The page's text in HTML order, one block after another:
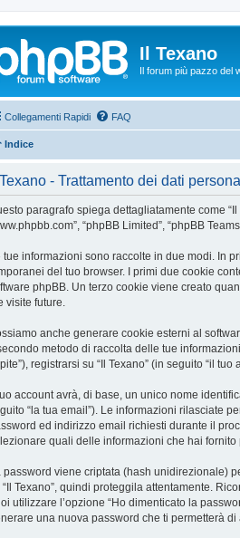
Il Texano
Il forum più pazzo del
Collegamenti Rapidi FAQ
Indice
Texano - Trattamento dei dati
paragrafo spiega dettagliatamente come “Il
“phpBB Limited”, “phpBB
tue informazioni sono raccolte in due modi. In
del tuo browser. I primi due cookie
phpBB. Un terzo cookie viene creato
visite future.
anche generare cookie esterni al
metodo di raccolta delle tue
registrarsi su “Il Texano” (in seguito “il
account avrà, di base, un unico nome
“la tua email”). Le informazioni rilasciate
ed indirizzo email richiesti durante il
quali delle informazioni che hai fornito
password viene criptata (hash unidirezionale)
“Il Texano”, quindi proteggila attentamente.
utilizzare l’opzione “Ho dimenticato la
una nuova password che ti permetterà